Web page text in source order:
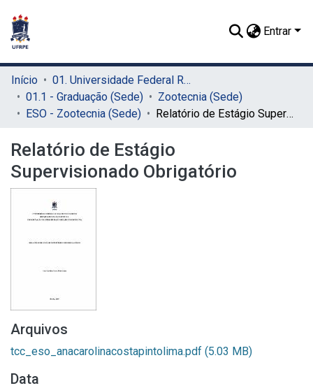
Entrar
Início
01. Universidade Federal Rural de Pernambuco - UFRPE (Sede)
01.1 - Graduação (Sede)
Zootecnia (Sede)
ESO - Zootecnia (Sede)
Relatório de Estágio Supervisionado Obrigatório
Relatório de Estágio
Supervisionado Obrigatório
Arquivos
tcc_eso_anacarolinacostapintolima.pdf (5.03 MB)
Data